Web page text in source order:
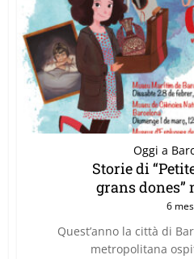
Oggi a
Storie di
grans dones”
6
Quest’anno la città di
metropolitana